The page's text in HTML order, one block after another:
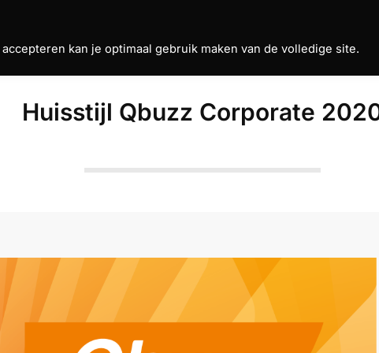
Huisstijl Qbuzz Corporate
kan je optimaal gebruik maken van de volledige site.